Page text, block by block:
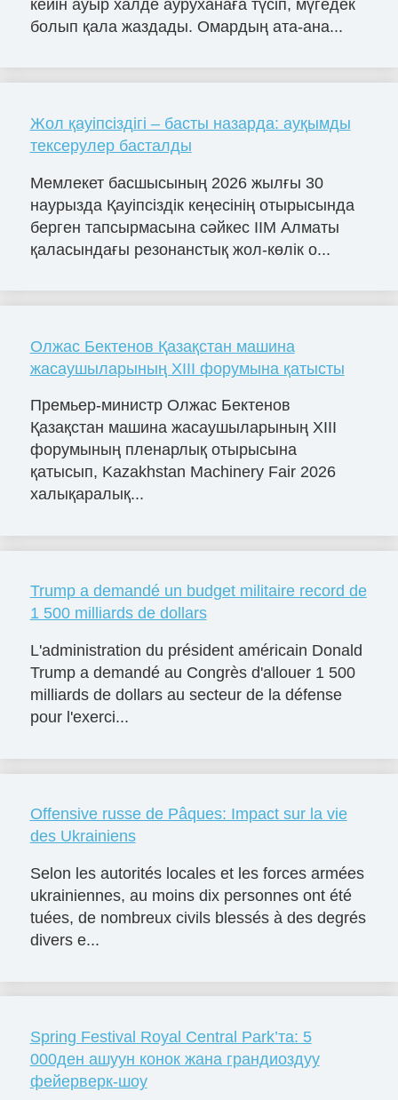
кейін ауыр халде ауруханаға түсіп, мүгедек
болып қала жаздады. Омардың ата-ана...
Жол қауіпсіздігі – басты назарда: ауқымды
тексерулер басталды
Мемлекет басшысының 2026 жылғы 30
наурызда Қауіпсіздік кеңесінің отырысында
берген тапсырмасына сәйкес ІІМ Алматы
қаласындағы резонанстық жол-көлік о...
Олжас Бектенов Қазақстан машина
жасаушыларының XIII форумына қатысты
Премьер-министр Олжас Бектенов
Қазақстан машина жасаушыларының XIII
форумының пленарлық отырысына
қатысып, Kazakhstan Machinery Fair 2026
халықаралық...
Trump a demandé un budget militaire record de
1 500 milliards de dollars
L'administration du président américain Donald
Trump a demandé au Congrès d'allouer 1 500
milliards de dollars au secteur de la défense
pour l'exerci...
Offensive russe de Pâques: Impact sur la vie
des Ukrainiens
Selon les autorités locales et les forces armées
ukrainiennes, au moins dix personnes ont été
tuées, de nombreux civils blessés à des degrés
divers e...
Spring Festival Royal Central Park’та: 5
000ден ашуун конок жана грандиоздуу
фейерверк-шоу